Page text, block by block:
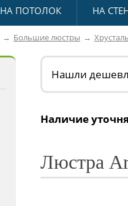
НА ПОТОЛОК НА
Большие люстры
Нашли
Наличие
Люстра